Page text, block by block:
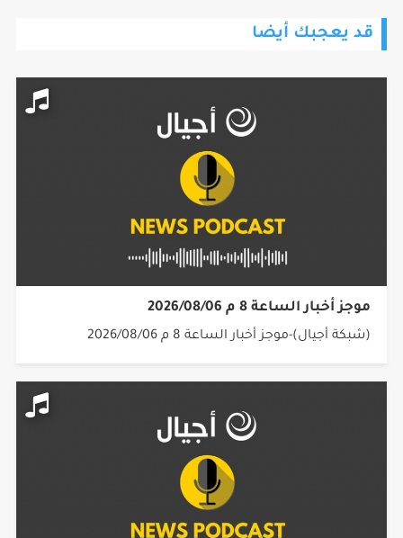
قد يعجبك أيضا
موجز أخبار الساعة 8 م 2026/08/06
(شبكة أجيال)-موجز أخبار الساعة 8 م 2026/08/06